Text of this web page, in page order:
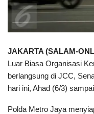
JAKARTA (SALAM-
Luar Biasa Organisasi
berlangsung di JCC,
hari ini, Ahad (6/3)
Polda Metro Jaya